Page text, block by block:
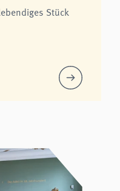
Stück